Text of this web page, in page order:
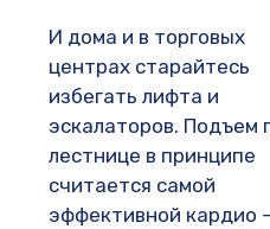
И дома и в торговых
центрах старайтесь
избегать лифта и
эскалаторов. Подъем
лестнице в принципе
считается самой
эффективной кардио